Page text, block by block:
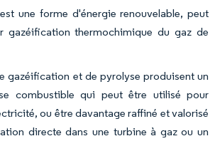
une forme d'énergie renouvelable, peut
gazéification thermochimique du gaz de
gazéification et de pyrolyse produisent un
combustible qui peut être utilisé pour
ou être davantage raffiné et valorisé
directe dans une turbine à gaz ou un